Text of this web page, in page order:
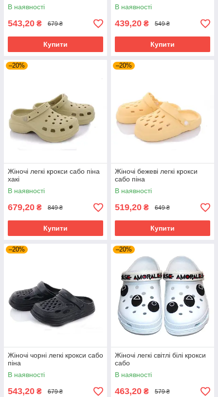
В наявності
543,20 ₴ 679 ₴
Купити
В наявності
439,20 ₴ 549 ₴
Купити
–20%
Жіночі легкі крокси сабо піна
хакі
В наявності
679,20 ₴ 849 ₴
Купити
–20%
Жіночі бежеві легкі крокси
сабо піна
В наявності
519,20 ₴ 649 ₴
Купити
–20%
Жіночі чорні легкі крокси сабо
піна
В наявності
543,20 ₴ 679 ₴
–20%
Жіночі легкі світлі білі крокси
сабо
В наявності
463,20 ₴ 579 ₴